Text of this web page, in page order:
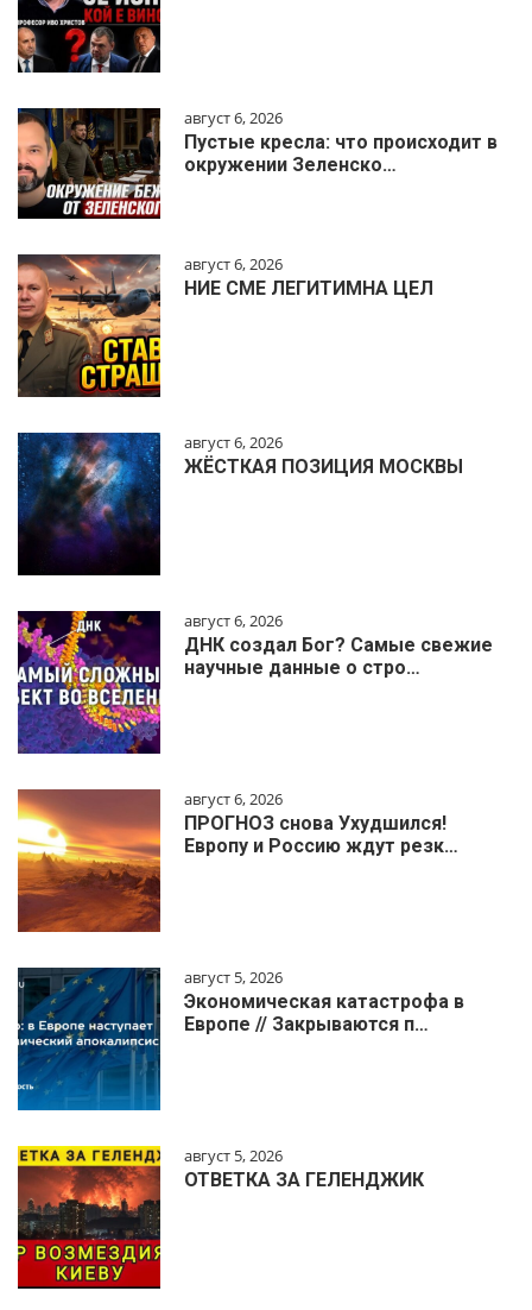
август 6, 2026
Пустые кресла: что происходит в
окружении Зеленско…
август 6, 2026
НИЕ СМЕ ЛЕГИТИМНА ЦЕЛ
август 6, 2026
ЖЁСТКАЯ ПОЗИЦИЯ МОСКВЫ
август 6, 2026
ДНК создал Бог? Самые свежие
научные данные о стро…
август 6, 2026
ПРОГНОЗ снова Ухудшился!
Европу и Россию ждут резк…
август 5, 2026
Экономическая катастрофа в
Европе // Закрываются п…
август 5, 2026
ОТВЕТКА ЗА ГЕЛЕНДЖИК